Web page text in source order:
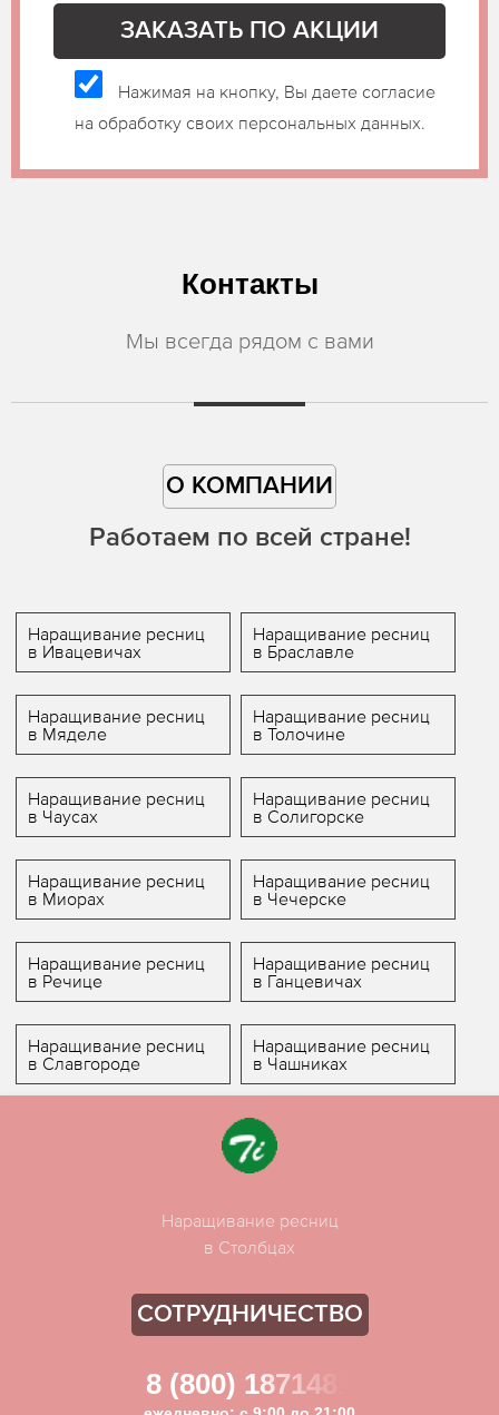
Нажимая на кнопку, Вы даете согласие
на обработку своих персональных данных.
Контакты
Мы всегда рядом с вами
О КОМПАНИИ
Работаем по всей стране!
Наращивание ресниц
в Ивацевичах
Наращивание ресниц
в Браславле
Наращивание ресниц
в Мяделе
Наращивание ресниц
в Толочине
Наращивание ресниц
в Чаусах
Наращивание ресниц
в Солигорске
Наращивание ресниц
в Миорах
Наращивание ресниц
в Чечерске
Наращивание ресниц
в Речице
Наращивание ресниц
в Ганцевичах
Наращивание ресниц
в Славгороде
Наращивание ресниц
в Чашниках
Наращивание ресниц
в Столбцах
СОТРУДНИЧЕСТВО
8 (800) 1871481